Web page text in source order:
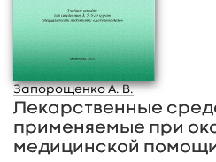
Запорощенко А. В.
Лекарственные
применяемые при
медицинской